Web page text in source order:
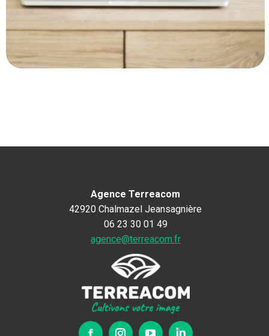
Agence Terreacom
42920 Chalmazel Jeansagnière
06 23 30 01 49
agence@terreacom.fr